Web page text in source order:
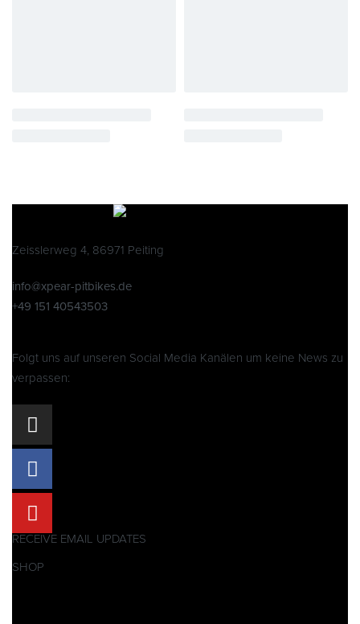
Zeisslerweg 4, 86971 Peiting
info@xpear-pitbikes.de
+49 151 40543503
Folgt uns auf unseren Social Media Kanälen um keine News zu
verpassen:
RECEIVE EMAIL UPDATES
SHOP